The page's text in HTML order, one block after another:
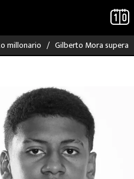
millonario Gilberto Mora supera